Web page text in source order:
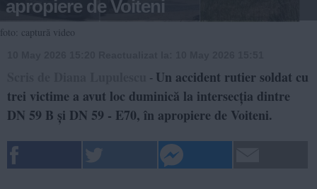
apropiere de Voiteni
foto: captură video
- Un accident rutier soldat cu
trei victime a avut loc duminică la intersecția dintre
DN 59 B și DN 59 - E70, în apropiere de Voiteni.